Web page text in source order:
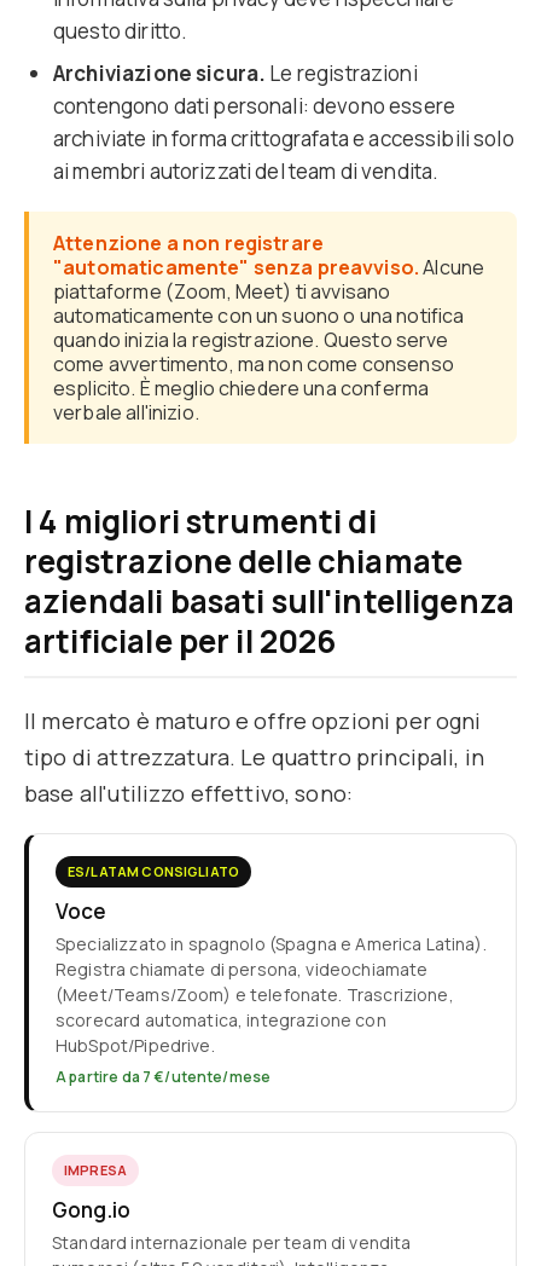
questo diritto.
Archiviazione sicura. Le registrazioni
contengono dati personali: devono essere
archiviate in forma crittografata e accessibili solo
ai membri autorizzati del team di vendita.
Attenzione a non registrare
"automaticamente" senza preavviso.Alcune
piattaforme (Zoom, Meet) ti avvisano
automaticamente con un suono o una notifica
quando inizia la registrazione. Questo serve
come avvertimento, ma non come consenso
esplicito. È meglio chiedere una conferma
verbale all'inizio.
I 4 migliori strumenti di
registrazione delle chiamate
aziendali basati sull'intelligenza
artificiale per il 2026
Il mercato è maturo e offre opzioni per ogni
tipo di attrezzatura. Le quattro principali, in
base all'utilizzo effettivo, sono:
ES/LATAM CONSIGLIATO
Voce
Specializzato in spagnolo (Spagna e America Latina).
Registra chiamate di persona, videochiamate
(Meet/Teams/Zoom) e telefonate. Trascrizione,
scorecard automatica, integrazione con
HubSpot/Pipedrive.
A partire da 7 €/utente/mese
IMPRESA
Gong.io
Standard internazionale per team di vendita